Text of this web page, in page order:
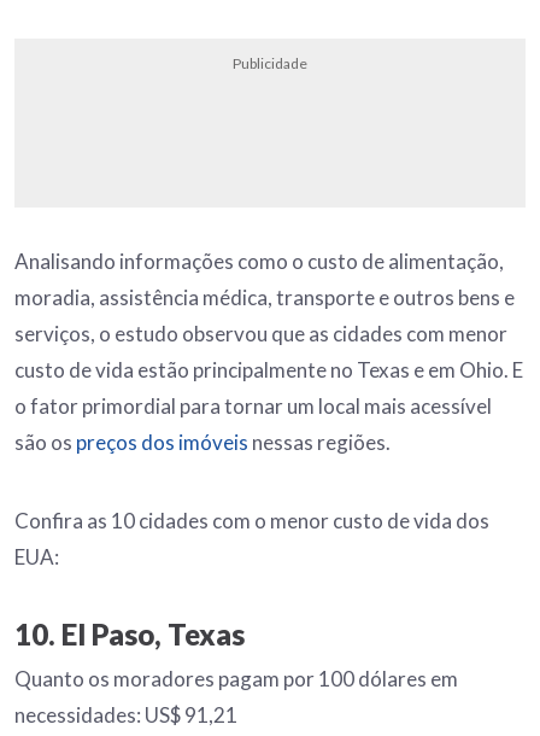
Publicidade
Analisando informações como o custo de alimentação,
moradia, assistência médica, transporte e outros bens e
serviços, o estudo observou que as cidades com menor
custo de vida estão principalmente no Texas e em Ohio. E
o fator primordial para tornar um local mais acessível
são os preços dos imóveis nessas regiões.
Confira as 10 cidades com o menor custo de vida dos
EUA:
10. El Paso, Texas
Quanto os moradores pagam por 100 dólares em
necessidades: US$ 91,21